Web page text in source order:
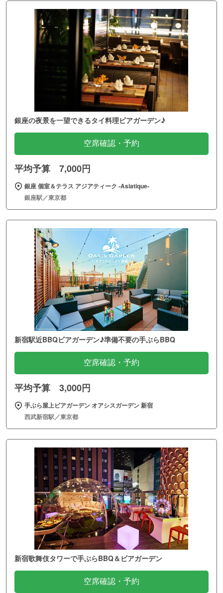
銀座の夜景を一望できるタイ料理ビアガーデン♪
空席確認・予約
平均予算 7,000円
銀座 個室＆テラス アジアティーク ‐Asiatique‐
銀座駅／東京都
新宿駅近BBQビアガーデン♪準備不要の手ぶらBBQ
空席確認・予約
平均予算 3,000円
手ぶら屋上ビアガーデン オアシスガーデン 新宿
西武新宿駅／東京都
新宿歌舞伎タワーで手ぶらBBQ＆ビアガーデン
空席確認・予約